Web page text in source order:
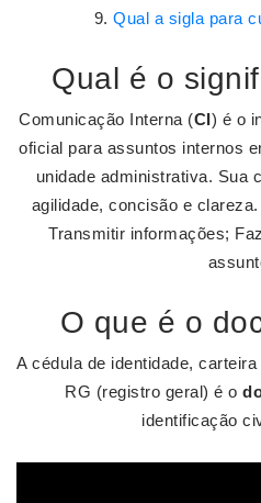
Qual a sigla para
Qual é o
Comunicação Interna (CI) é o
oficial para assuntos internos
unidade administrativa. Sua
agilidade, concisão e
Transmitir informações;
O que é o
A cédula de identidade,
RG (registro geral) é o
identificação